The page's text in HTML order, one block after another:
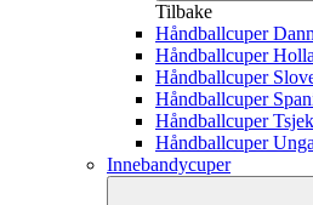
Tilbake
Håndballcuper
Håndballcuper
Håndballcuper
Håndballcuper
Håndballcuper
Håndballcuper
Innebandycuper